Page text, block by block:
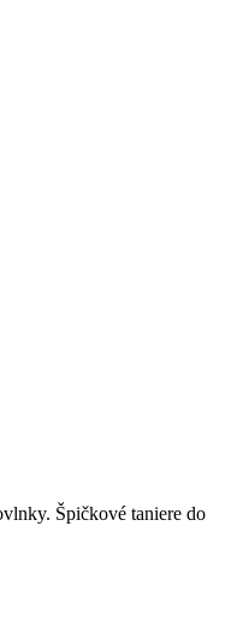
Špičkové taniere do